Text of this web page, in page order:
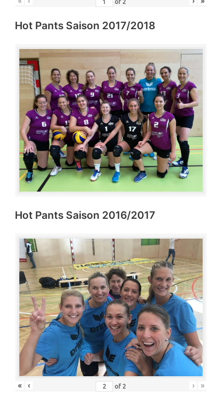
of 2
Hot Pants Saison 2017/2018
Hot Pants Saison 2016/2017
« ‹ of 2 › »